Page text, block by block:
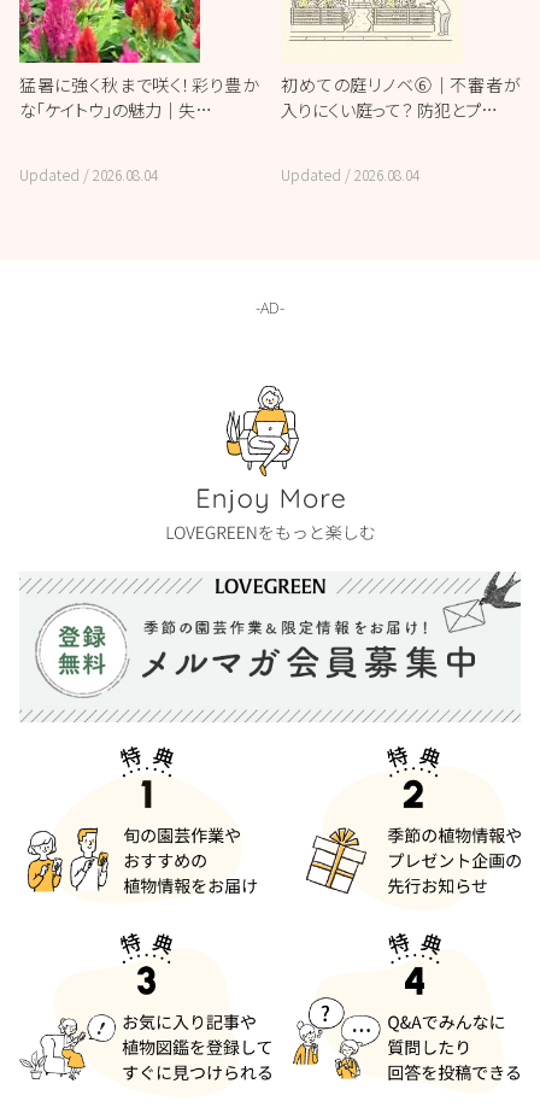
猛暑に強く秋まで咲く！彩り豊か
な「ケイトウ」の魅力｜失…
Updated /2026.08.04
初めての庭リノベ⑥｜不審者が
入りにくい庭って？ 防犯とプ…
Updated /2026.08.04